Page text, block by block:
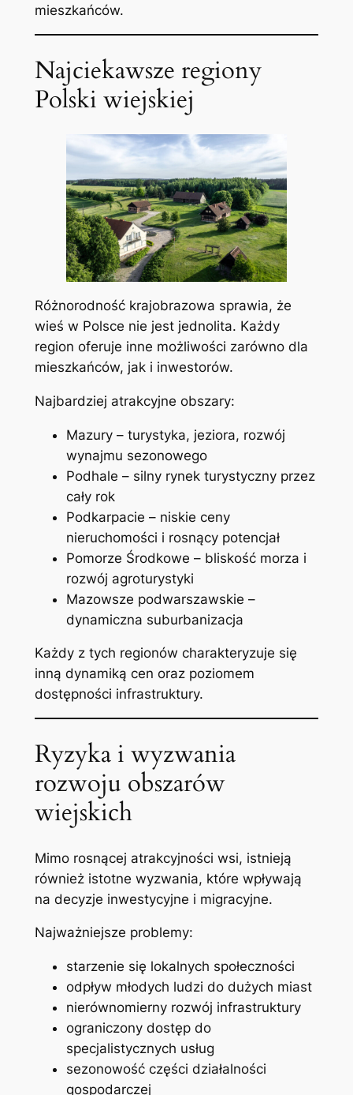
mieszkańców.
Najciekawsze regiony
Polski wiejskiej
Różnorodność krajobrazowa sprawia, że
wieś w Polsce nie jest jednolita. Każdy
region oferuje inne możliwości zarówno dla
mieszkańców, jak i inwestorów.
Najbardziej atrakcyjne obszary:
Mazury – turystyka, jeziora, rozwój
wynajmu sezonowego
Podhale – silny rynek turystyczny przez
cały rok
Podkarpacie – niskie ceny
nieruchomości i rosnący potencjał
Pomorze Środkowe – bliskość morza i
rozwój agroturystyki
Mazowsze podwarszawskie –
dynamiczna suburbanizacja
Każdy z tych regionów charakteryzuje się
inną dynamiką cen oraz poziomem
dostępności infrastruktury.
Ryzyka i wyzwania
rozwoju obszarów
wiejskich
Mimo rosnącej atrakcyjności wsi, istnieją
również istotne wyzwania, które wpływają
na decyzje inwestycyjne i migracyjne.
Najważniejsze problemy:
starzenie się lokalnych społeczności
odpływ młodych ludzi do dużych miast
nierównomierny rozwój infrastruktury
ograniczony dostęp do
specjalistycznych usług
sezonowość części działalności
gospodarczej